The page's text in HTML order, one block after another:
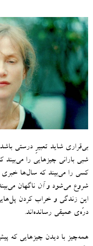
بی‌قراری شاید تعبیرِ درستی
شبی بارانی چیزهایی را
کسی را می‌بیند که سال‌ها خبری
شروع می‌شود وآن ناگهان
این زندگی و خراب‌‌ کردن
درّه‌ی عمیقی رسانده‌اند.
همه‌چیز با دیدن چیزهایی که